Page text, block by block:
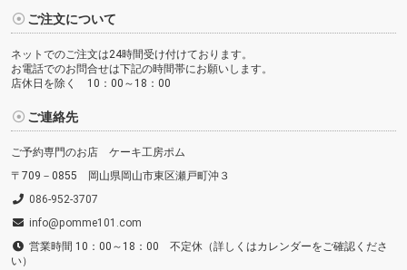
ご注文について
ネットでのご注文は24時間受け付けております。
お電話でのお問合せは下記の時間帯にお願いします。
店休日を除く 10：00～18：00
ご連絡先
ご予約専門のお店 ケーキ工房ポム
〒709－0855 岡山県岡山市東区瀬戸町沖３
086-952-3707
info@pomme101.com
営業時間 10：00～18：00 不定休（詳しくはカレンダーをご確認くださ
い）